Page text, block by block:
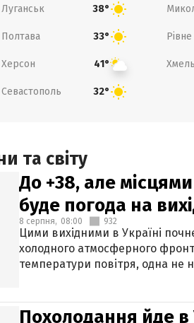
Луганськ 38°
Полтава 33° Рівне
Херсон 41°
Севастополь 32°
та світу
До +38, але
буде погода на
8 серпня, 08:00 932
Цими вихідними в Україні
холодного атмосферного
температури повітря, одна не
Похолодання йде в